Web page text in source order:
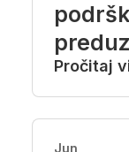
Pročitaj
Jun